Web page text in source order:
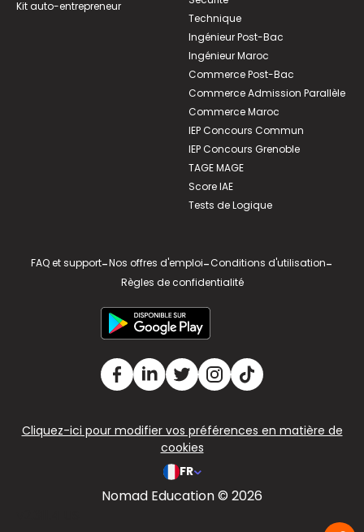
Kit auto-entrepreneur
Technique
Ingénieur Post-Bac
Ingénieur Maroc
Commerce Post-Bac
Commerce Admission Parallèle
Commerce Maroc
IEP Concours Commun
IEP Concours Grenoble
TAGE MAGE
Score IAE
Tests de Logique
FAQ et support-Nos offres d'emploi-Conditions d'utilisation-
Règles de confidentialité
Cliquez-ici pour modifier vos préférences en matière de
cookies
FR
Nomad Education © 2026